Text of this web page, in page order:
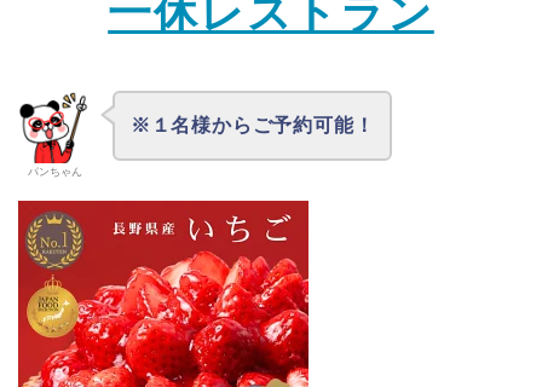
一休レストラン
パンちゃん
※１名様からご予約可能！